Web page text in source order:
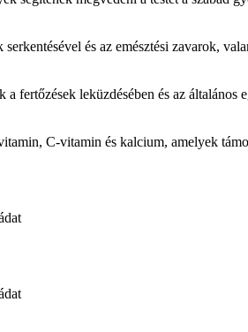
serkentésével és az emésztési zavarok,
a fertőzések leküzdésében és az általános
C-vitamin és kalcium, amelyek